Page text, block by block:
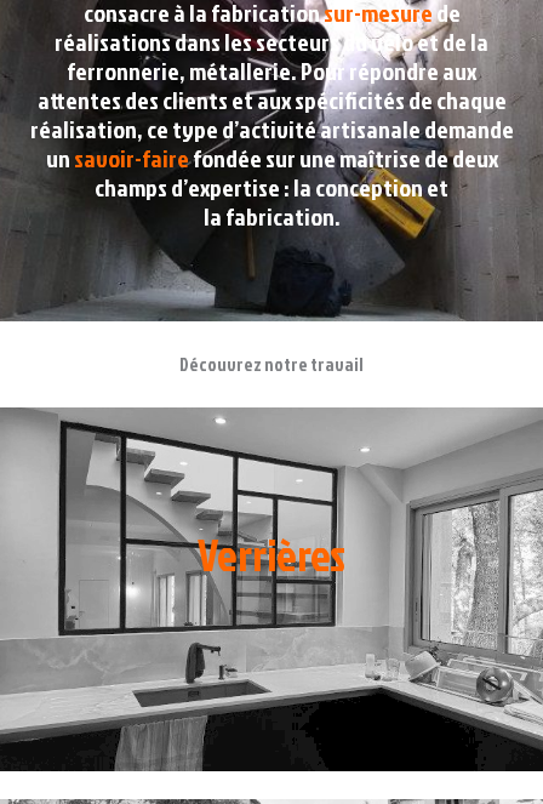
consacre à la fabricationsur-mesurede
réalisations dans les secteurs du vélo et de la
ferronnerie, métallerie. Pour répondre aux
attentes des clients et aux spécificités de chaque
réalisation, ce type d’activité artisanale demande
unsavoir-fairefondée sur une maîtrise de deux
champs d’expertise : la conception et
la fabrication.
Découvrez notre travail
Verrières